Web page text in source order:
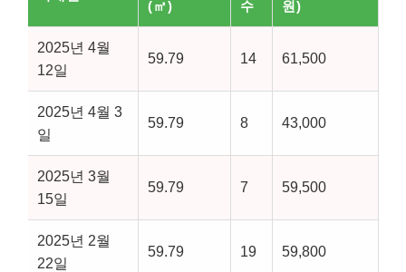
(㎡) 수 원)
2025년 4월
12일
59.79 14 61,500
2025년 4월 3
일
59.79 8 43,000
2025년 3월
15일
59.79 7 59,500
2025년 2월
22일
59.79 19 59,800